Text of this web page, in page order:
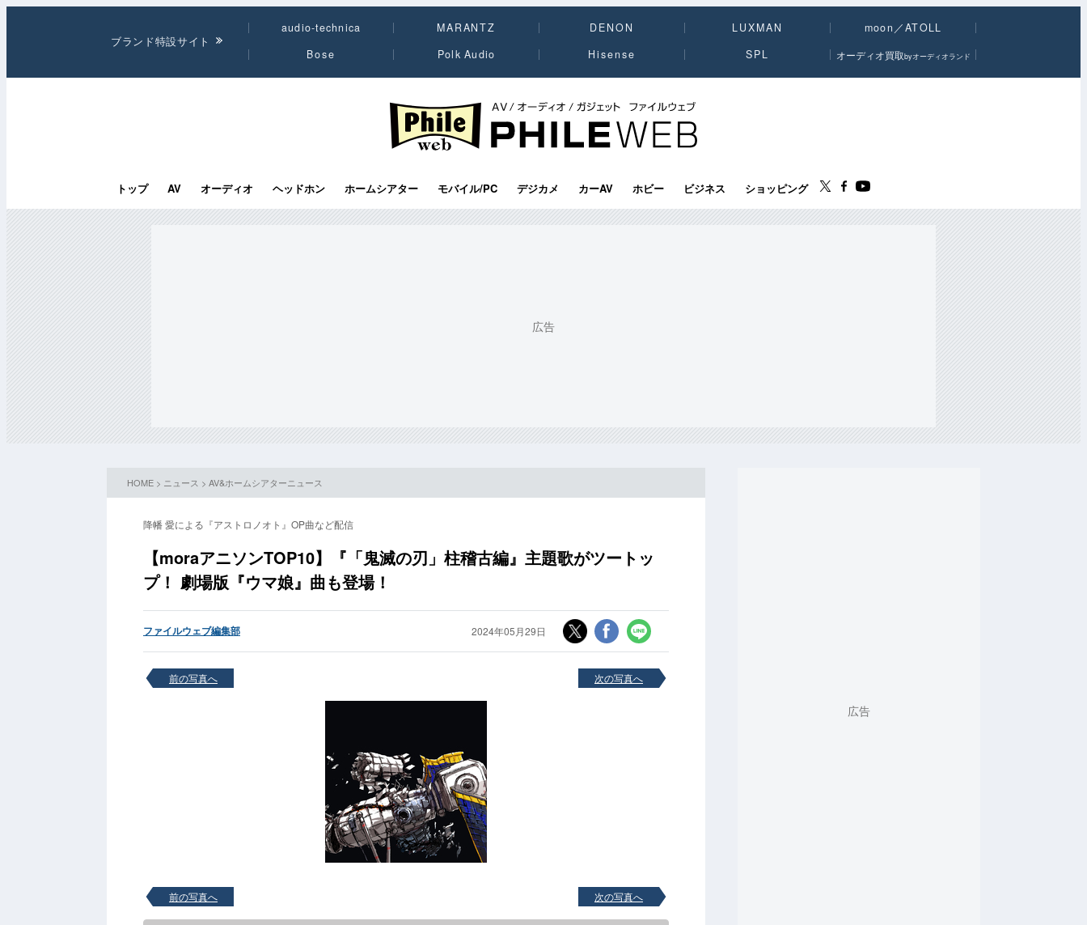
ブランド特設サイト
audio-technica MARANTZ DENON LUXMAN
moon／ATOLL
Bose
Polk Audio Hisense SPL オーディオ買取byオーディオランド
PHILE WEB｜AV/オーディオ/ガジェット
トップ AV オーディオ ヘッドホン ホームシアター モバイル/PC デジカメ カーAV ホビー ビジネス ショッピング
HOME > ニュース > AV&ホームシアターニュース
降幡 愛による『アストロノオト』OP曲など配信
【moraアニソンTOP10】『「鬼滅の刃」柱稽古編』主題歌がツートッ
プ！ 劇場版『ウマ娘』曲も登場！
ファイルウェブ編集部 2024年05月29日
前の写真へ 次の写真へ
前の写真へ 次の写真へ